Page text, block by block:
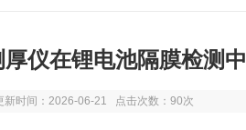
仪在锂电池隔膜检测
新时间：2026-06-21 点击次数：90次